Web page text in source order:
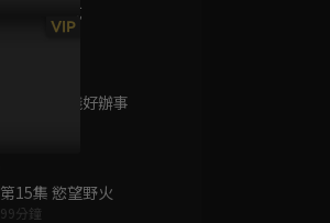
第13集 色戒
第14集 有錢好辦事
第15集 慾望野火
99分鐘
VIP 鳳姐